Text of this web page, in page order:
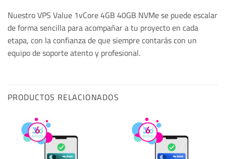
Nuestro VPS Value 1vCore 4GB 40GB NVMe se puede escalar
de forma sencilla para acompañar a tu proyecto en cada
etapa, con la confianza de que siempre contarás con un
equipo de soporte atento y profesional.
PRODUCTOS RELACIONADOS